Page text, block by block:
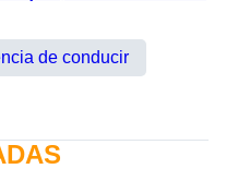
de conducir